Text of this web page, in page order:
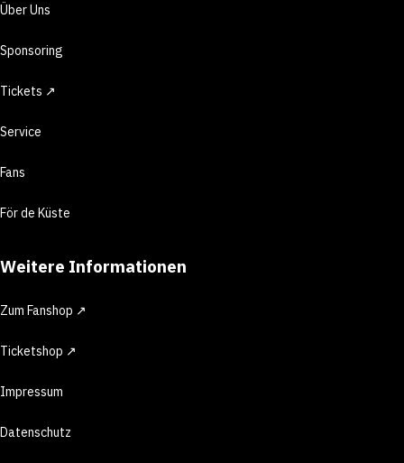
Über Uns
Sponsoring
Tickets ↗
Service
Fans
För de Küste
Weitere Informationen
Zum Fanshop ↗
Ticketshop ↗
Impressum
Datenschutz